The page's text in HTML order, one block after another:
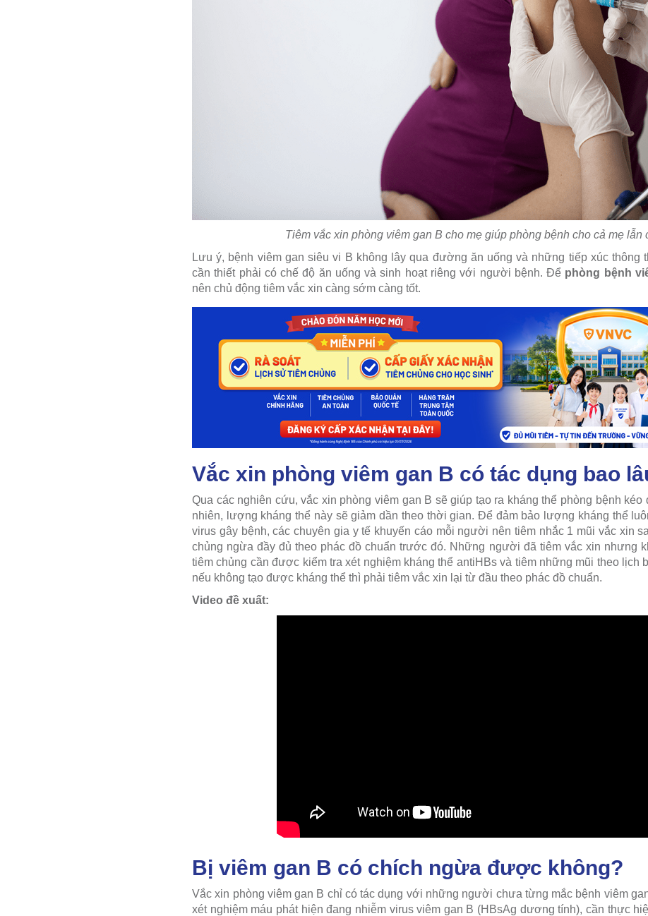
Tiêm vắc xin phòng viêm gan B cho mẹ giúp phòng bệnh cho cả mẹ lẫn
Lưu ý, bệnh viêm gan siêu vi B không lây qua đường ăn uống và những tiếp xúc thông
cần thiết phải có chế độ ăn uống và sinh hoạt riêng với người bệnh. Để phòng bệnh
nên chủ động tiêm vắc xin càng sớm càng tốt.
Vắc xin phòng viêm gan B có tác dụng bao
Qua các nghiên cứu, vắc xin phòng viêm gan B sẽ giúp tạo ra kháng thể phòng bệnh kéo
nhiên, lượng kháng thể này sẽ giảm dần theo thời gian. Để đảm bảo lượng kháng thể
virus gây bệnh, các chuyên gia y tế khuyến cáo mỗi người nên tiêm nhắc 1 mũi vắc xin
chủng ngừa đầy đủ theo phác đồ chuẩn trước đó. Những người đã tiêm vắc xin nhưng
tiêm chủng cần được kiểm tra xét nghiệm kháng thể antiHBs và tiêm những mũi theo lịch
nếu không tạo được kháng thể thì phải tiêm vắc xin lại từ đầu theo phác đồ chuẩn.
Video đề xuất:
Bị viêm gan B có chích ngừa được không?
Vắc xin phòng viêm gan B chỉ có tác dụng với những người chưa từng mắc bệnh viêm
xét nghiệm máu phát hiện đang nhiễm virus viêm gan B (HBsAg dương tính), cần thực